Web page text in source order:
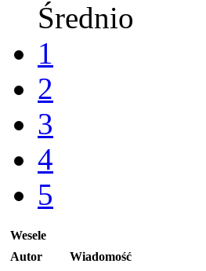
Średnio
1
2
3
4
5
Wesele
Autor
Wiadomość